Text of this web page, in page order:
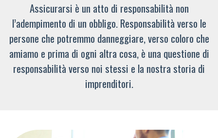
Assicurarsi è un atto di responsabilità non
l’adempimento di un obbligo. Responsabilità verso le
persone che potremmo danneggiare, verso coloro che
amiamo e prima di ogni altra cosa, è una questione di
responsabilità verso noi stessi e la nostra storia di
imprenditori.